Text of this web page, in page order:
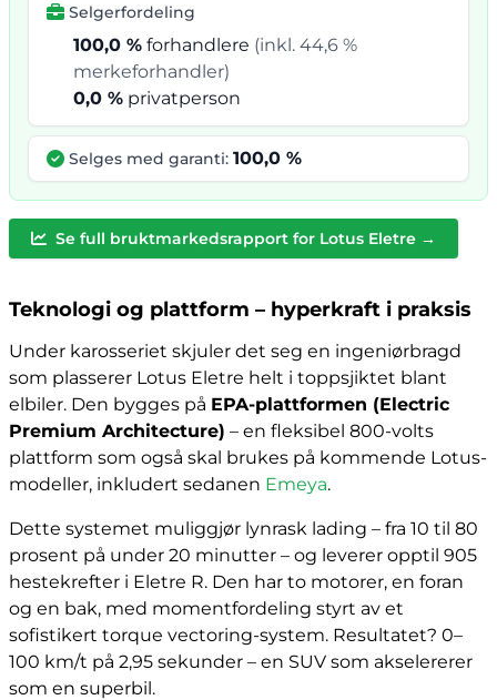
Selgerfordeling
100,0 % forhandlere (inkl. 44,6 %
merkeforhandler)
0,0 % privatperson
Selges med garanti: 100,0 %
Se full bruktmarkedsrapport for Lotus Eletre →
Teknologi og plattform – hyperkraft i praksis
Under karosseriet skjuler det seg en ingeniørbragd
som plasserer Lotus Eletre helt i toppsjiktet blant
elbiler. Den bygges på EPA-plattformen (Electric
Premium Architecture) – en fleksibel 800-volts
plattform som også skal brukes på kommende Lotus-
modeller, inkludert sedanen Emeya.
Dette systemet muliggjør lynrask lading – fra 10 til 80
prosent på under 20 minutter – og leverer opptil 905
hestekrefter i Eletre R. Den har to motorer, en foran
og en bak, med momentfordeling styrt av et
sofistikert torque vectoring-system. Resultatet? 0–
100 km/t på 2,95 sekunder – en SUV som akselererer
som en superbil.